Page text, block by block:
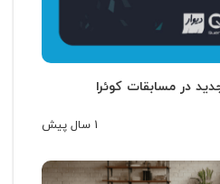
1 سال پیش